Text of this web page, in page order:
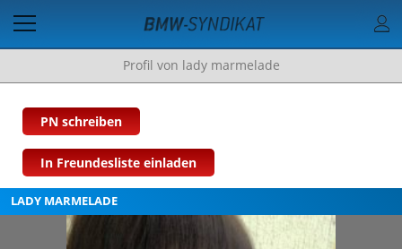
Profil von lady marmelade
PN schreiben
In Freundesliste einladen
LADY MARMELADE